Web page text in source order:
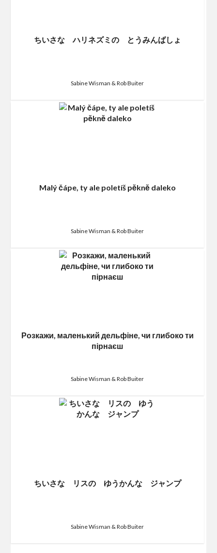
ちいさな ハリネズミの とうみんばしょ
Sabine Wisman & Rob Buiter
Malý čápe, ty ale poletíš pĕknĕ daleko
Sabine Wisman & Rob Buiter
Розкажи, маленький дельфіне, чи глибоко ти
пірнаєш
Sabine Wisman & Rob Buiter
ちいさな リスの ゆうかんな ジャンプ
Sabine Wisman & Rob Buiter